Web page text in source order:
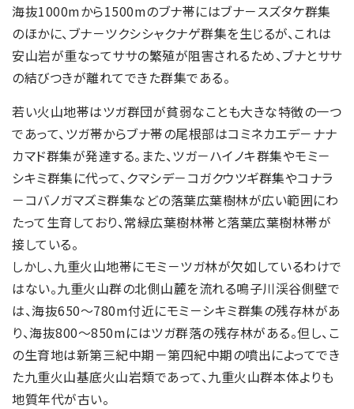
海抜1000mから1500mのブナ帯にはブナ－スズタケ群集
のほかに、ブナ－ツクシシャクナゲ群集を生じるが、これは
安山岩が重なってササの繁殖が阻害されるため、ブナとササ
の結びつきが離れてできた群集である。
若い火山地帯はツガ群団が貧弱なことも大きな特徴の一つ
であって、ツガ帯からブナ帯の尾根部はコミネカエデ－ナナ
カマド群集が発達する。また、ツガ－ハイノキ群集やモミ－
シキミ群集に代って、クマシデ－コガクウツギ群集やコナラ
－コバノガマズミ群集などの落葉広葉樹林が広い範囲にわ
たって生育しており、常緑広葉樹林帯と落葉広葉樹林帯が
接している。
しかし、九重火山地帯にモミ－ツガ林が欠如しているわけで
はない。九重火山群の北側山麓を流れる鳴子川渓谷側壁で
は、海抜650～780m付近にモミ－シキミ群集の残存林があ
り、海抜800～850mにはツガ群落の残存林がある。但し、こ
の生育地は新第三紀中期－第四紀中期の噴出によってでき
た九重火山基底火山岩類であって、九重火山群本体よりも
地質年代が古い。